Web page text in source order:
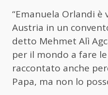
“Emanuela Orlandi è
Austria in un
detto Mehmet Alì
per il mondo a fare
raccontato anche
Papa, ma non lo